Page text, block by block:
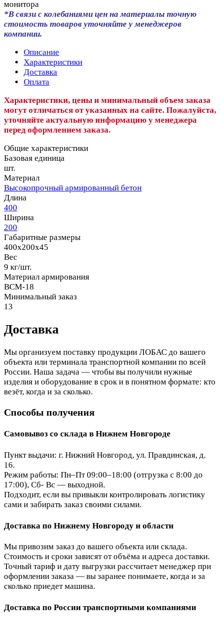
монитора
*В связи с колебаниями цен на материалы точную
стоимость товаров уточняйте у менеджеров
компании.
Описание
Характеристики
Доставка
Оплата
Характеристики, цены и минимальный объем заказа
могут отличаться от указанных на сайте. Пожалуйста,
уточняйте актуальную информацию у менеджера
перед оформлением заказа.
Общие характеристики
Базовая единица
шт.
Материал
Высокопрочный армированный бетон
Длина
400
Ширина
200
Габаритные размеры
400x200x45
Вес
9 кг/шт.
Материал армирования
ВСМ-18
Минимальный заказ
13
Доставка
Мы организуем поставку продукции ЛОБАС до вашего
объекта или терминала транспортной компании по всей
России. Наша задача — чтобы вы получили нужные
изделия и оборудование в срок и в понятном формате: кто
везёт, когда и за сколько.
Способы получения
Самовывоз со склада в Нижнем Новгороде
Пункт выдачи: г. Нижний Новгород, ул. Правдинская, д.
16.
Режим работы: Пн–Пт 09:00–18:00 (отгрузка с 8:00 до
17:00), Сб- Вс — выходной.
Подходит, если вы привыкли контролировать логистику
сами и забирать заказ своими силами.
Доставка по Нижнему Новгороду и области
Мы привозим заказ до вашего объекта или склада.
Стоимость и сроки зависят от объёма и адреса доставки.
Точный тариф и дату выгрузки рассчитает менеджер при
оформлении заказа — вы заранее понимаете, когда и за
сколько приедет машина.
Доставка по России транспортными компаниями